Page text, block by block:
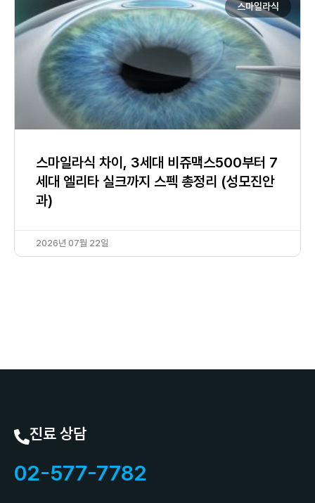
스마일라식
스마일라식 차이, 3세대 비쥬맥스500부터 7
세대 엘리타 실크까지 스펙 총정리 (성모진안
과)
2026년 07월 22일
진료 상담
02-577-7782